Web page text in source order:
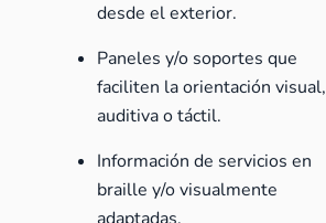
desde el exterior.
Paneles y/o soportes que
faciliten la orientación visual,
auditiva o táctil.
Información de servicios en
braille y/o visualmente